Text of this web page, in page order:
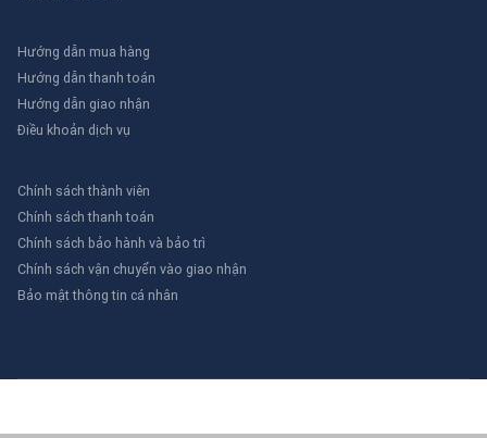
Hướng dẫn mua hàng
Hướng dẫn thanh toán
Hướng dẫn giao nhận
Điều khoản dịch vụ
Chính sách thành viên
Chính sách thanh toán
Chính sách bảo hành và bảo trì
Chính sách vận chuyển vào giao nhận
Bảo mật thông tin cá nhân